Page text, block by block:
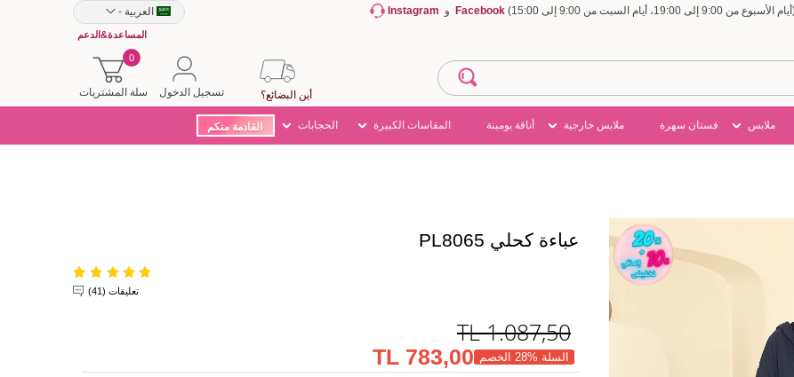
Facebook و Instagram العربية -
المساعدة&الدعم
سلة المشتريات
0
تسجيل الدخول أين البضائع؟
ملابس فستان سهرة ملابس خارجية أناقة يومينة المقاسات الكبيرة الحجابات القادمة منكم
عباءة كحلي PL8065
تعليقات (41)
1.087,50
TL
السلة %28 الخصم 783,00 TL